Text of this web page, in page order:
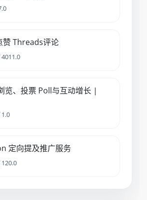
赞 Threads评论
4011.0
览、投票 Poll与互动增长 |
1.0
定向提及推广服务
120.0